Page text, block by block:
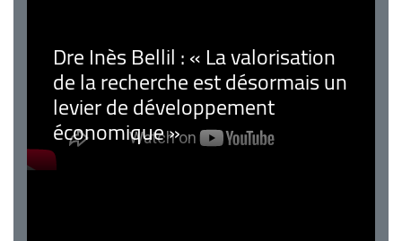
Dre Inès Bellil : « La valorisation
de la recherche est désormais un
levier de développement
économique »